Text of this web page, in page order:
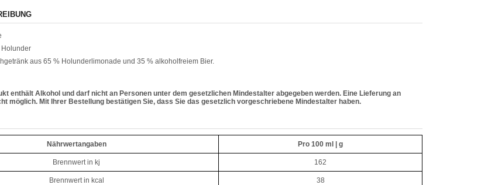
Holunder
aus 65 % Holunderlimonade und 35 % alkoholfreiem Bier.
enthält Alkohol und darf nicht an Personen unter dem gesetzlichen Mindestalter abgegeben werden. Eine Lieferung an
möglich. Mit Ihrer Bestellung bestätigen Sie, dass Sie das gesetzlich vorgeschriebene Mindestalter haben.
Nährwertangaben Pro 100 ml | g
Brennwert in kj 162
Brennwert in kcal 38